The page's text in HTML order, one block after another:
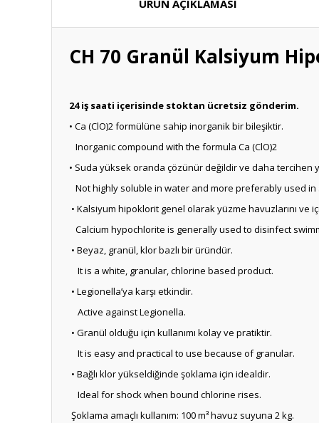
ÜRÜN AÇIKLAMASI
CH 70 Granül Kalsiyum
24 iş saati içerisinde stoktan ücretsiz gönderim.
• Ca (ClO)2 formülüne sahip inorganik bir bileşiktir.
Inorganic compound with the formula Ca (ClO)2
• Suda yüksek oranda çözünür değildir ve daha tercihen
Not highly soluble in water and more preferably used
• Kalsiyum hipoklorit genel olarak yüzme havuzlarını ve
Calcium hypochlorite is generally used to disinfect
• Beyaz, granül, klor bazlı bir üründür.
It is a white, granular, chlorine based product.
• Legionella’ya karşı etkindir.
Active against Legionella.
• Granül olduğu için kullanımı kolay ve pratiktir.
It is easy and practical to use because of granular.
• Bağlı klor yükseldiğinde şoklama için idealdir.
Ideal for shock when bound chlorine rises.
Şoklama amaçlı kullanım: 100 m³ havuz suyuna 2 kg.